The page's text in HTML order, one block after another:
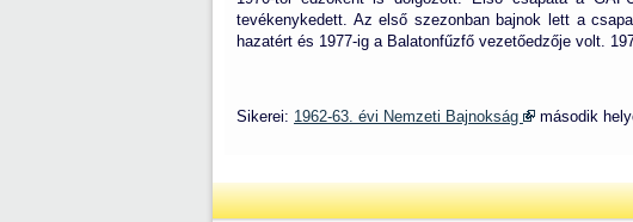
tevékenykedett. Az első szezonban bajnok lett a
hazatért és 1977-ig a Balatonfűzfő vezetőedzője volt.
Sikerei: 1962-63. évi Nemzeti Bajnokság második